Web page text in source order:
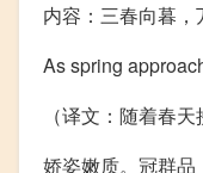
内容：三春向暮，
As spring
（译文：随着春
娇姿嫩质。冠群品